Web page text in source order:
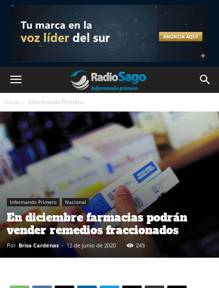
Inicio Informando Primero
Informando Primero Nacional
En diciembre farmacias podrán
vender remedios fraccionados
Por Brisa Cardenas - 12 de junio de 2020 243